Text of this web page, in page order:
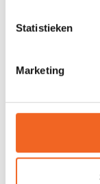
Statistieken
Marketing
12 LTR, PVC